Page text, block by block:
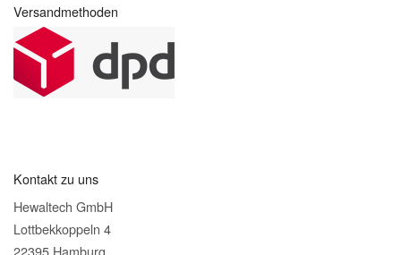
Versandmethoden
Kontakt zu uns
Hewaltech GmbH
Lottbekkoppeln 4
22395 Hamburg